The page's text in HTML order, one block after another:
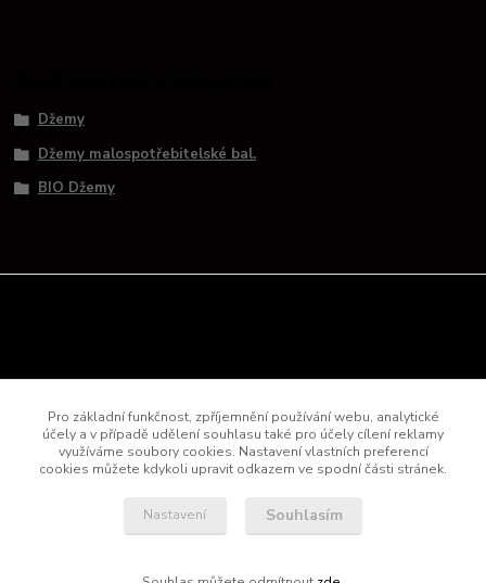
Džemy
Džemy malospotřebitelské bal.
BIO Džemy
KONTAKTY
Pro základní funkčnost, zpříjemnění používání webu, analytické
účely a v případě udělení souhlasu také pro účely cílení reklamy
využíváme soubory cookies. Nastavení vlastních preferencí
cookies můžete kdykoli upravit odkazem ve spodní části stránek.
Nastavení Souhlasím